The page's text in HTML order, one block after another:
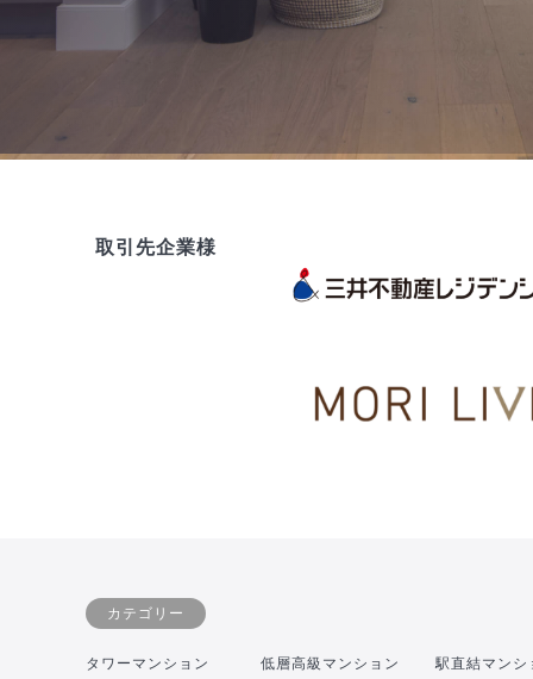
取引先企業様
カテゴリー
タワーマンション 低層高級マンション 駅直結マンシ